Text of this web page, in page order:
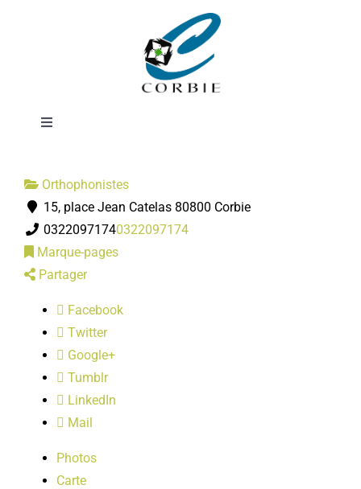
Toggle
DÉMARCHES ADMINISTRATIVES
SERVICES MUNICIPAUX
PRATIQUE
LOISIRS
PUBLICATIONS
Cline
CACHELIEVRE-
Orthophonistes
15, place Jean Catelas 80800 Corbie
03220971740322097174
Marque-pages
Partager
Facebook
Twitter
Google+
Tumblr
LinkedIn
Mail
Photos
Carte